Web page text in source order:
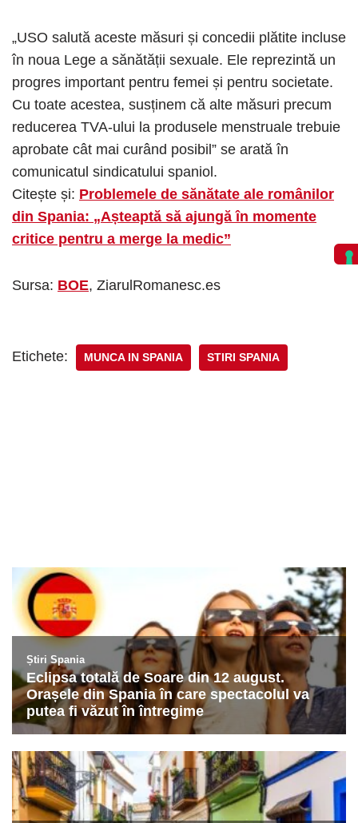
„USO salută aceste măsuri și concedii plătite incluse
în noua Lege a sănătății sexuale. Ele reprezintă un
progres important pentru femei și pentru societate.
Cu toate acestea, susținem că alte măsuri precum
reducerea TVA-ului la produsele menstruale trebuie
aprobate cât mai curând posibil” se arată în
comunicatul sindicatului spaniol.
Citește și: Problemele de sănătate ale românilor
din Spania: „Așteaptă să ajungă în momente
critice pentru a merge la medic”
Sursa: BOE, ZiarulRomanesc.es
Etichete: MUNCA IN SPANIA STIRI SPANIA